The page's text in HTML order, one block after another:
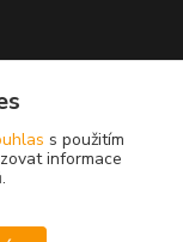
s použitím
informace